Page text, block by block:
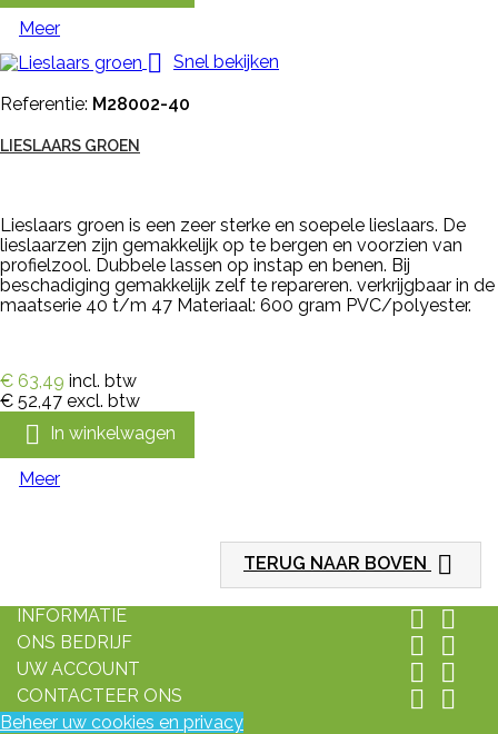
Meer
 Snel bekijken
Referentie: M28002-40
LIESLAARS GROEN
Lieslaars groen is een zeer sterke en soepele lieslaars. De
lieslaarzen zijn gemakkelijk op te bergen en voorzien van
profielzool. Dubbele lassen op instap en benen. Bij
beschadiging gemakkelijk zelf te repareren. verkrijgbaar in de
maatserie 40 t/m 47 Materiaal: 600 gram PVC/polyester.
€ 63,49 incl. btw
€ 52,47 excl. btw
 In winkelwagen
Meer
TERUG NAAR BOVEN 
INFORMATIE  
ONS BEDRIJF  
UW ACCOUNT  
CONTACTEER ONS  
Beheer uw cookies en privacy